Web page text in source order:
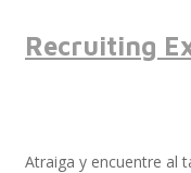
Recruiting
Atraiga y encuentre al